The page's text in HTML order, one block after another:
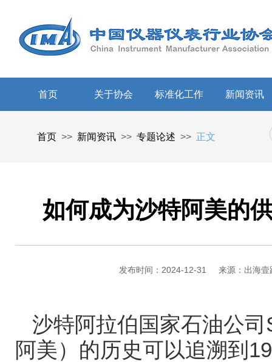
首页 关于协会 标准化工作 新闻资讯
首页 >> 新闻资讯 >> 专题论述 >> 正文
如何成为沙特阿美的
发布时间：2024-12-31 来源：出海壹
沙特阿拉伯国家石油公司
阿美）的历史可以追溯到